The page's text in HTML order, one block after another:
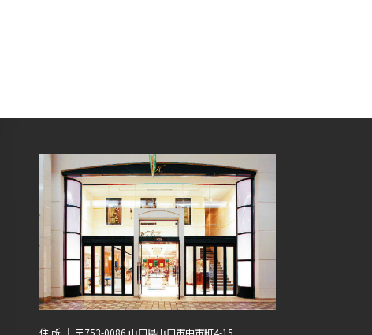
住 所 ｜ 〒753-0086 山口県山口市中市町4-15